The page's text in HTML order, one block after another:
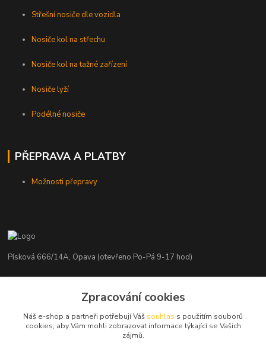
Střešní nosiče dle vozidla
Nosiče kol na střechu
Nosiče kol na tažné zařízení
Nosiče lyží
Podélné nosiče
PŘEPRAVA A PLATBY
Možnosti přepravy
Písková 666/14A, Opava (otevřeno Po-Pá 9-17 hod)
+420 776 839 986
info@nosice.com
Zpracování cookies
Náš e-shop a partneři potřebují Váš souhlas s použitím souborů
cookies, aby Vám mohli zobrazovat informace týkající se Vašich
zájmů.